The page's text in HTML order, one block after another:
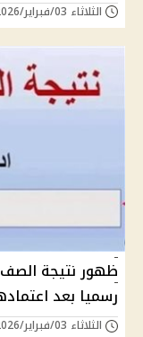
الثلاثاء 03/فبراير/2026 - 08:31 م
رسميا بعد
الثلاثاء 03/فبراير/2026 - 10:16 ص